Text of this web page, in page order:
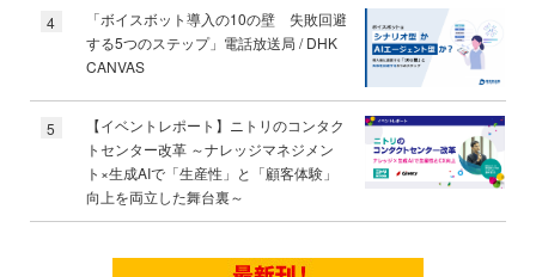
4
「ボイスボット導入の10の壁 失敗回避
する5つのステップ」電話放送局 / DHK
CANVAS
5
【イベントレポート】ニトリのコンタク
トセンター改革 ～ナレッジマネジメン
ト×生成AIで「生産性」と「顧客体験」
向上を両立した舞台裏～